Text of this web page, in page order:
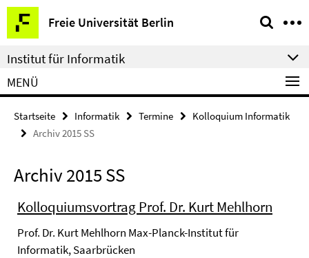
Springe
direkt
zu
Inhalt
Freie Universität Berlin
Service-
Navigation
Institut für Informatik
MENÜ
Startseite Informatik Termine
Kolloquium Informatik
Archiv 2015 SS
Archiv 2015 SS
Kolloquiumsvortrag Prof. Dr. Kurt Mehlhorn
Prof. Dr. Kurt Mehlhorn Max-Planck-Institut für
Informatik, Saarbrücken